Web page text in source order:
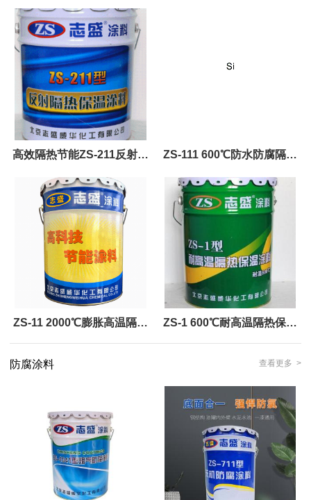
温涂料ZS-1
高效隔热节能ZS-211反射隔
热保温涂料
ZS-111 600℃防水防腐隔热
保温涂料
ZS-11 2000℃膨胀高温隔热 ZS-1 600℃耐高温隔热保温
防腐涂料
查看更多 >